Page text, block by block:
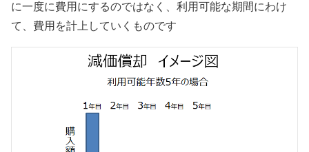
に一度に費用にするのではなく、利用可能な期間にわけ
て、費用を計上していくものです